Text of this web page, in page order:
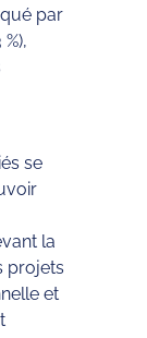
par
se
la
projets
et